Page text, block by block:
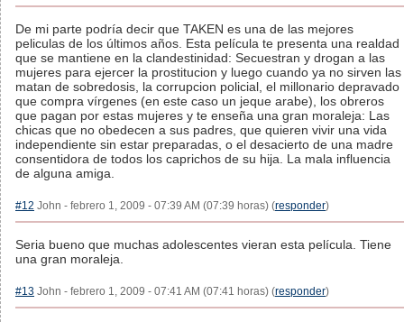
De mi parte podría decir que TAKEN es una de las mejores
peliculas de los últimos años. Esta película te presenta una realdad
que se mantiene en la clandestinidad: Secuestran y drogan a las
mujeres para ejercer la prostitucion y luego cuando ya no sirven las
matan de sobredosis, la corrupcion policial, el millonario depravado
que compra vírgenes (en este caso un jeque arabe), los obreros
que pagan por estas mujeres y te enseña una gran moraleja: Las
chicas que no obedecen a sus padres, que quieren vivir una vida
independiente sin estar preparadas, o el desacierto de una madre
consentidora de todos los caprichos de su hija. La mala influencia
de alguna amiga.
#12 John - febrero 1, 2009 - 07:39 AM (07:39 horas) (responder)
Seria bueno que muchas adolescentes vieran esta película. Tiene
una gran moraleja.
#13 John - febrero 1, 2009 - 07:41 AM (07:41 horas) (responder)